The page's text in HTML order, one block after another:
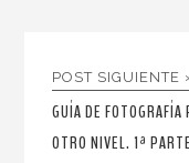
POST SIGUIENTE
GUÍA DE
OTRO NIVEL. 1ª PARTE